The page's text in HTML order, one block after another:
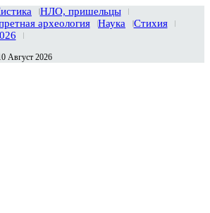
НЛО, пришельцы
археология Наука
Стихия
Август 2026